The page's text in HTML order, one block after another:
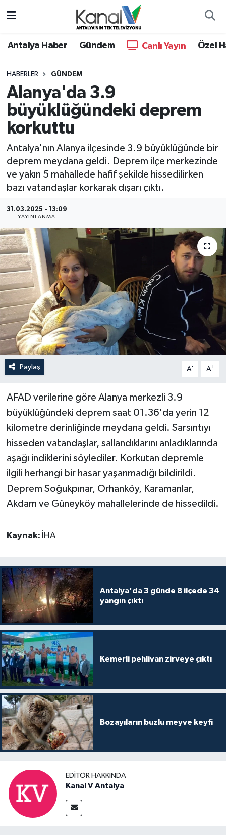
Antalya Haber Gündem Canlı Yayın Özel
HABERLER GÜNDEM
Alanya'da 3.9
büyüklüğündeki deprem
korkuttu
Antalya'nın Alanya ilçesinde 3.9 büyüklüğünde bir
deprem meydana geldi. Deprem ilçe merkezinde
ve yakın 5 mahallede hafif şekilde hissedilirken
bazı vatandaşlar korkarak dışarı çıktı.
31.03.2025 - 13:09
YAYINLANMA
Paylaş A- A+
AFAD verilerine göre Alanya merkezli 3.9
büyüklüğündeki deprem saat 01.36'da yerin 12
kilometre derinliğinde meydana geldi. Sarsıntıyı
hisseden vatandaşlar, sallandıklarını anladıklarında
aşağı indiklerini söylediler. Korkutan depremle
ilgili herhangi bir hasar yaşanmadığı bildirildi.
Deprem Soğukpınar, Orhanköy, Karamanlar,
Akdam ve Güneyköy mahallelerinde de hissedildi.
Kaynak: İHA
Antalya'da 3 günde 8 ilçede 34
yangın çıktı
Kemerli pehlivan zirveye çıktı
Bozayıların buzlu meyve keyfi
EDITÖR HAKKINDA
Kanal V Antalya
Antalya Haber
Dünya
Eğitim
Gündem
Günün Manşetleri
Haber Kuşakları
Haberler
KANALV Spor
Kültür Sanat
Magazin
Öğle Bülteni
Sağlık
Siyaset
Sosyal medya
Teknoloji
Televizyon
Turizm
Hava Durumu
Trafik Durumu
Süper Lig Puan Durumu ve Fikstür
Son Dakika Haberleri
Haber Arşivi